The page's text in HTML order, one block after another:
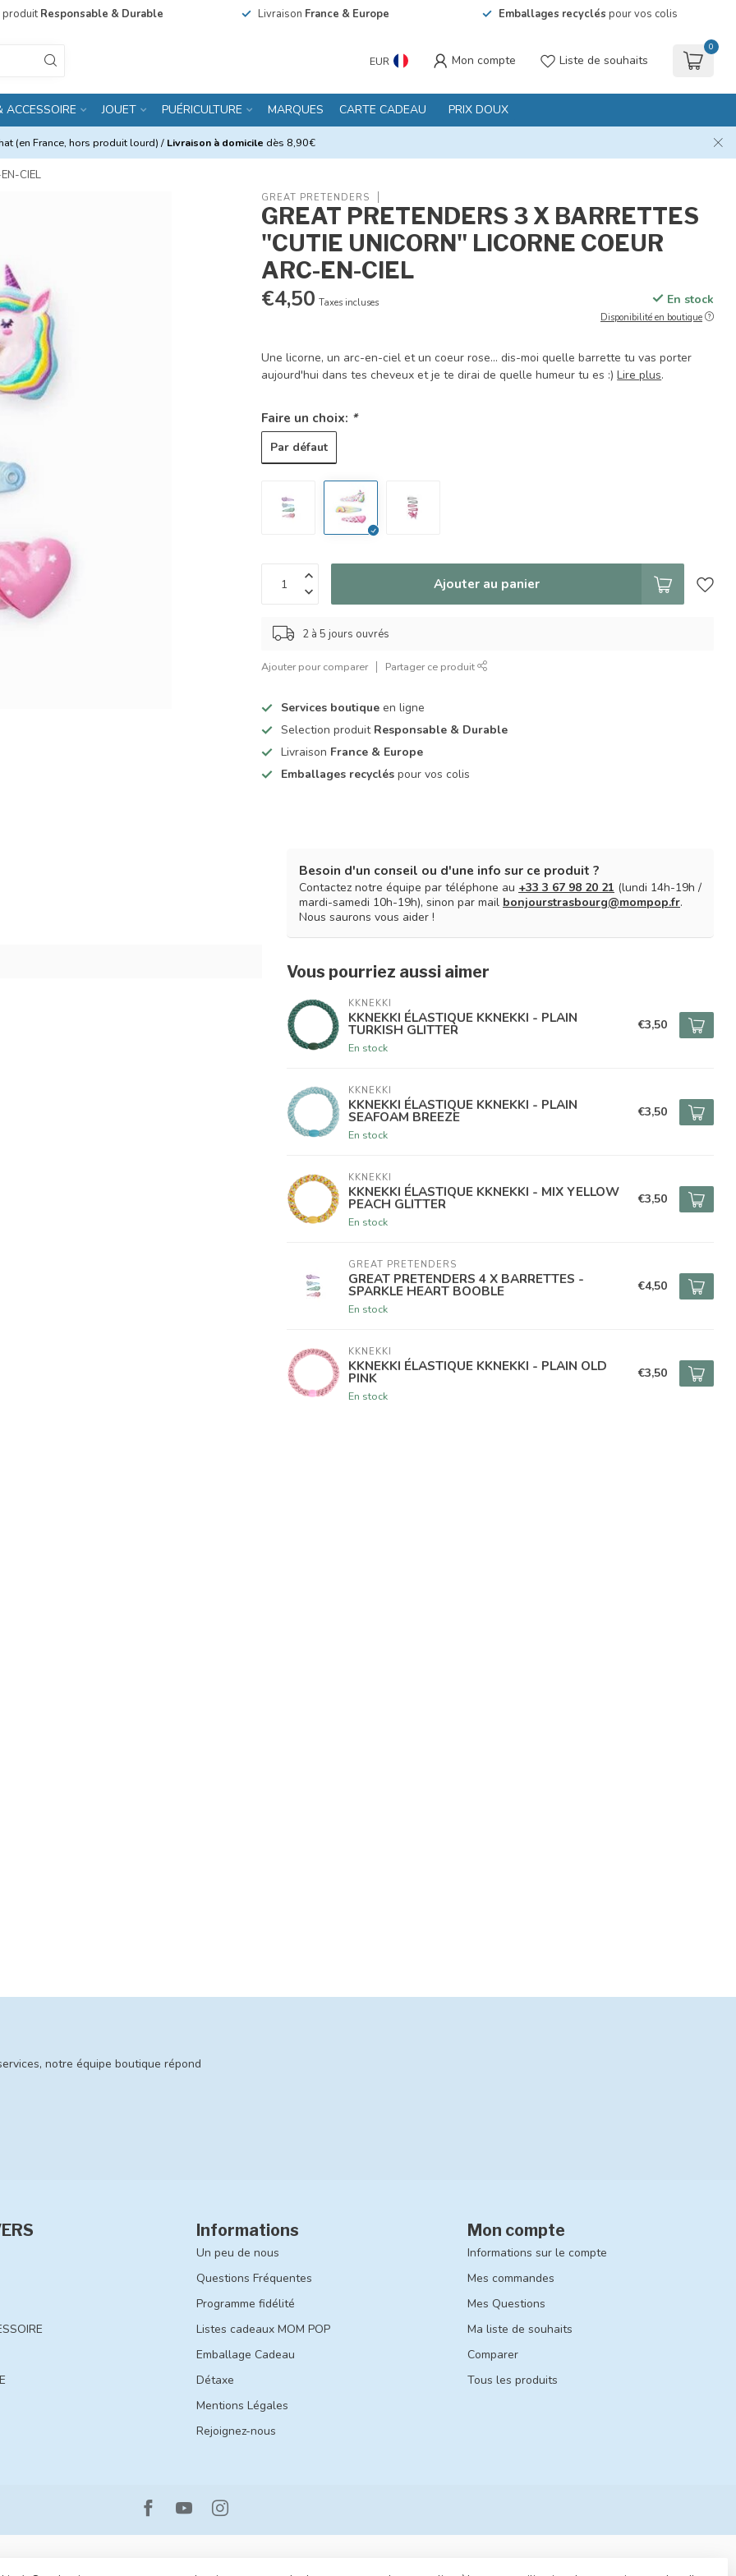
produitResponsable & Durable Livraison France & Europe Emballages recyclés pour vos colis
EUR Mon compte Liste de souhaits
0
ACCESSOIRE JOUET PUÉRICULTURE MARQUES CARTE CADEAU PRIX DOUX
(en France, hors produit lourd) / Livraison à domicile dès 8,90€
CIEL
GREAT PRETENDERS
GREAT PRETENDERS 3 X BARRETTES
"CUTIE UNICORN" LICORNE COEUR
ARC-EN-CIEL
€4,50 Taxes incluses En stock
Disponibilité en boutique
Une licorne, un arc-en-ciel et un coeur rose... dis-moi quelle barrette tu vas porter
aujourd'hui dans tes cheveux et je te dirai de quelle humeur tu es :)Lire plus.
Faire un choix: *
Par défaut
Ajouter au panier
2 à 5 jours ouvrés
Ajouter pour comparer Partager ce produit
Services boutique en ligne
Selection produit Responsable & Durable
Livraison France & Europe
Emballages recyclés pour vos colis
Besoin d'un conseil ou d'une info sur ce produit ?
Contactez notre équipe par téléphone au +33 3 67 98 20 21 (lundi 14h-19h /
mardi-samedi 10h-19h), sinon par mail bonjourstrasbourg@mompop.fr.
Nous saurons vous aider !
Vous pourriez aussi aimer
KKNEKKI
KKNEKKI ÉLASTIQUE KKNEKKI - PLAIN
TURKISH GLITTER
En stock
€3,50
KKNEKKI
KKNEKKI ÉLASTIQUE KKNEKKI - PLAIN
SEAFOAM BREEZE
En stock
€3,50
KKNEKKI
KKNEKKI ÉLASTIQUE KKNEKKI - MIX YELLOW
PEACH GLITTER
En stock
€3,50
GREAT PRETENDERS
GREAT PRETENDERS 4 X BARRETTES -
SPARKLE HEART BOOBLE
En stock
€4,50
KKNEKKI
KKNEKKI ÉLASTIQUE KKNEKKI - PLAIN OLD
PINK
En stock
€3,50
notre équipe boutique répond
Informations
Un peu de nous
Questions Fréquentes
Programme fidélité
Listes cadeaux MOM POP
Emballage Cadeau
Détaxe
Mentions Légales
Rejoignez-nous
Mon compte
Informations sur le compte
Mes commandes
Mes Questions
Ma liste de souhaits
Comparer
Tous les produits